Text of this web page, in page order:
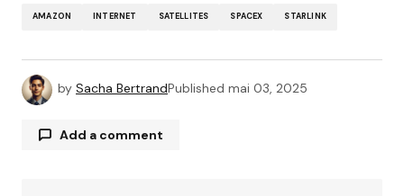
AMAZON INTERNET SATELLITES SPACEX STARLINK
by Sacha BertrandPublished mai 03, 2025
Add a comment